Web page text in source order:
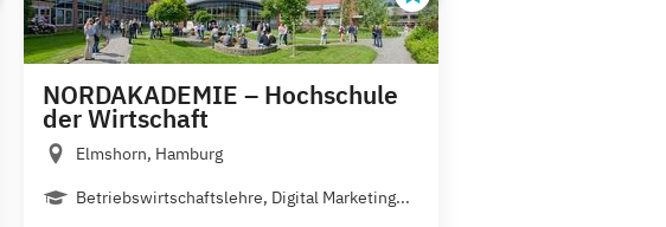
NORDAKADEMIE – Hochschule
der Wirtschaft
Elmshorn, Hamburg
Betriebswirtschaftslehre, Digital Marketing...